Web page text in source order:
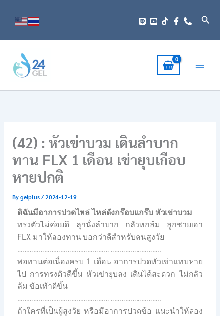
(42) : หัวเข่าบวม เดินลำบาก
ทาน FLX 1 เดือน เข่ายุบเกือบ
หายปกติ
Bygelplus/2024-12-19
ดิฉันมีอาการปวดไหล่ ไหล่ดังกร๊อบแกร๊บ หัวเข่าบวม
ทรงตัวไม่ค่อยดี ลุกนั่งลำบาก กลัวหกล้ม ลูกชายเอา
FLX มาให้ลองทาน บอกว่าดีสำหรับคนสูงวัย
……………………………………………………………………..
พอทานต่อเนื่องครบ 1 เดือน อาการปวดหัวเข่าแทบหาย
ไป การทรงตัวดีขึ้น หัวเข่ายุบลง เดินได้สะดวก ไม่กลัว
ล้ม ข้อเท้าดีขึ้น
……………………………………………………………………..
ถ้าใครที่เป็นผู้สูงวัย หรือมีอาการปวดข้อ แนะนำให้ลอง